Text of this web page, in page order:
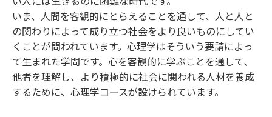
いま、人間を客観的にとらえることを通して、人と人と
の関わりによって成り立つ社会をより良いものにしてい
くことが問われています。心理学はそういう要請によっ
て生まれた学問です。心を客観的に学ぶことを通して、
他者を理解し、より積極的に社会に関われる人材を養成
するために、心理学コースが設けられています。